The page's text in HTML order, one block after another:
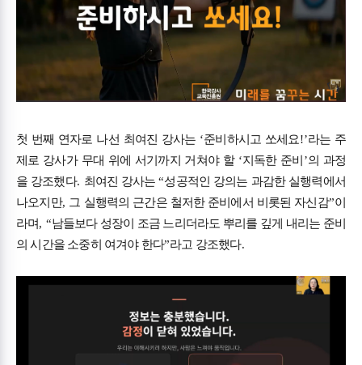
첫 번째 연자로 나선 최여진 강사는 ‘준비하시고 쏘세요!’라는 주
제로 강사가 무대 위에 서기까지 거쳐야 할 ‘지독한 준비 ’의 과정
을 강조했다. 최여진 강사는“성공적인 강의는 과감한 실행력에서
나오지만, 그 실행력의 근간은 철저한 준비에서 비롯된 자신감”이
라며, “남들보다 성장이 조금 느리더라도 뿌리를 깊게 내리는 준비
의 시간을 소중히 여겨야 한다”라고 강조했다.